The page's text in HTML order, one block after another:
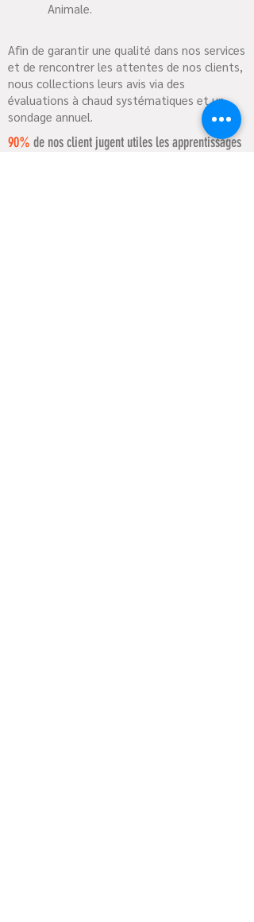
Animale.
Afin de garantir une qualité dans nos services
et de rencontrer les attentes de nos clients,
nous collections leurs avis via des
évaluations à chaud systématiques et un
sondage annuel.
90% de nos client jugent utiles les apprentissages